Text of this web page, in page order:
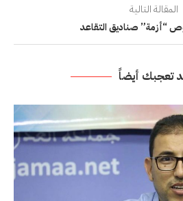
المقالة التالية
صناديق التقاعد
تعجبك أيضاً